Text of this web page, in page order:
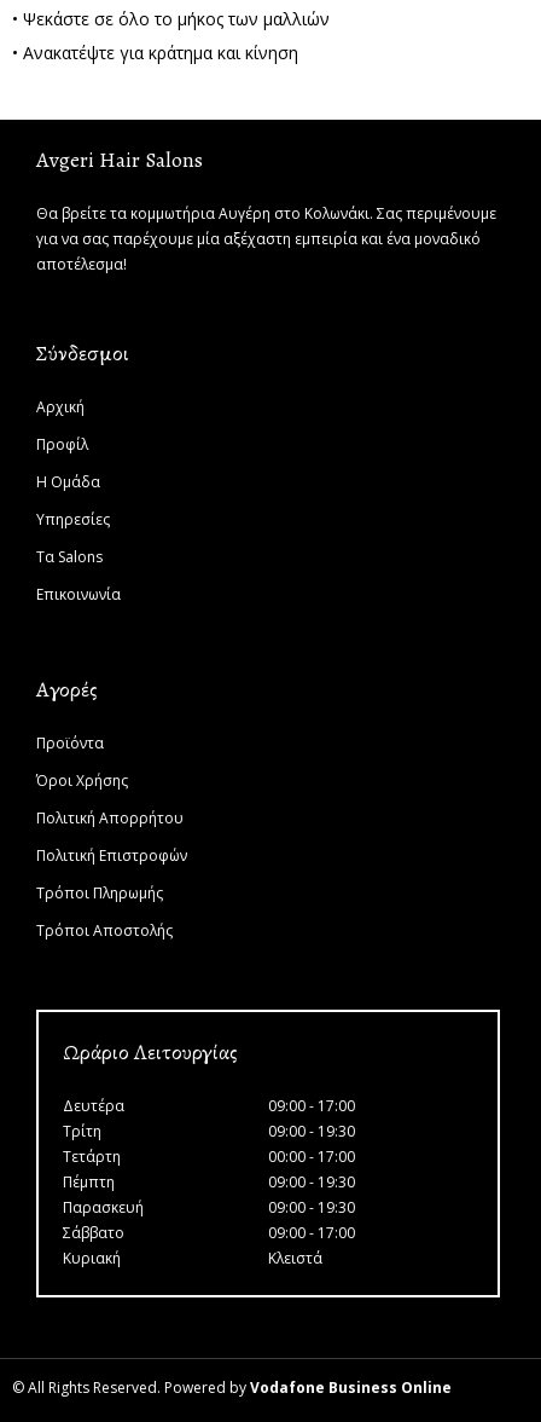
• Ψεκάστε σε όλο το μήκος των μαλλιών
• Ανακατέψτε για κράτημα και κίνηση
Avgeri Hair Salons
Θα βρείτε τα κομμωτήρια Αυγέρη στο Κολωνάκι. Σας περιμένουμε
για να σας παρέχουμε μία αξέχαστη εμπειρία και ένα μοναδικό
αποτέλεσμα!
Σύνδεσμοι
Αρχική
Προφίλ
Η Ομάδα
Υπηρεσίες
Τα Salons
Επικοινωνία
Αγορές
Προϊόντα
Όροι Χρήσης
Πολιτική Απορρήτου
Πολιτική Επιστροφών
Τρόποι Πληρωμής
Τρόποι Αποστολής
Ωράριο Λειτουργίας
Δευτέρα
09:00 - 17:00
Τρίτη
09:00 - 19:30
Τετάρτη
00:00 - 17:00
Πέμπτη
09:00 - 19:30
Παρασκευή
09:00 - 19:30
Σάββατο
09:00 - 17:00
Κυριακή
Κλειστά
© All Rights Reserved. Powered byVodafone Business Online